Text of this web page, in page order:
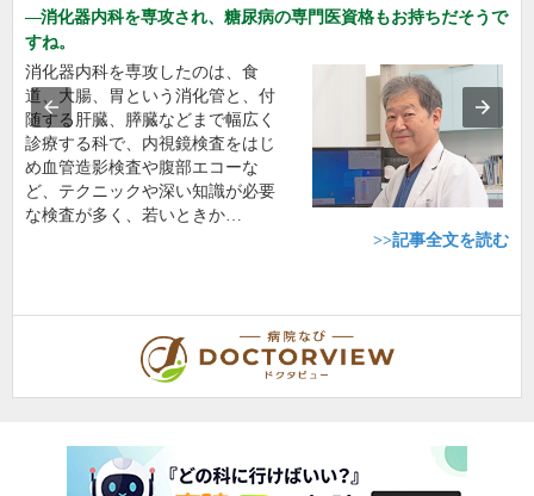
消化器内科を専攻され、糖尿病の専門医資格もお持ちだそうで
すね。
消化器内科を専攻したのは、食
道、大腸、胃という消化管と、付
随する肝臓、膵臓などまで幅広く
診療する科で、内視鏡検査をはじ
め血管造影検査や腹部エコーな
ど、テクニックや深い知識が必要
な検査が多く、若いときか…
>>記事全文を読む